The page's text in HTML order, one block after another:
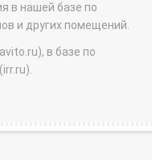
в нашей базе по
и других помещений.
в базе по